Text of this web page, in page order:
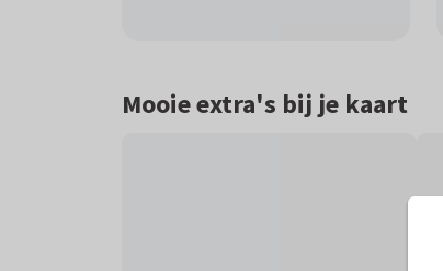
Mooie extra's bij je kaart